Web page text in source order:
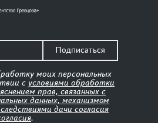
Подписаться
моих персональных
с условиями обработки
прав, связанных с
данных, механизмом
дачи согласия
.